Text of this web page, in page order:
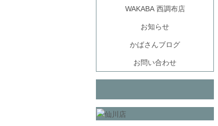
WAKABA 西調布店
お知らせ
かばさんブログ
お問い合わせ